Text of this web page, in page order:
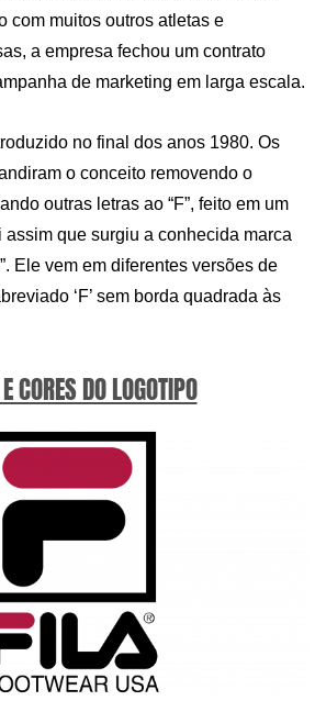
com muitos outros atletas e
a empresa fechou um contrato
de marketing em larga escala.
no final dos anos 1980. Os
o conceito removendo o
outras letras ao “F”, feito em um
que surgiu a conhecida marca
Ele vem em diferentes versões de
‘F’ sem borda quadrada às
CORES DO LOGOTIPO